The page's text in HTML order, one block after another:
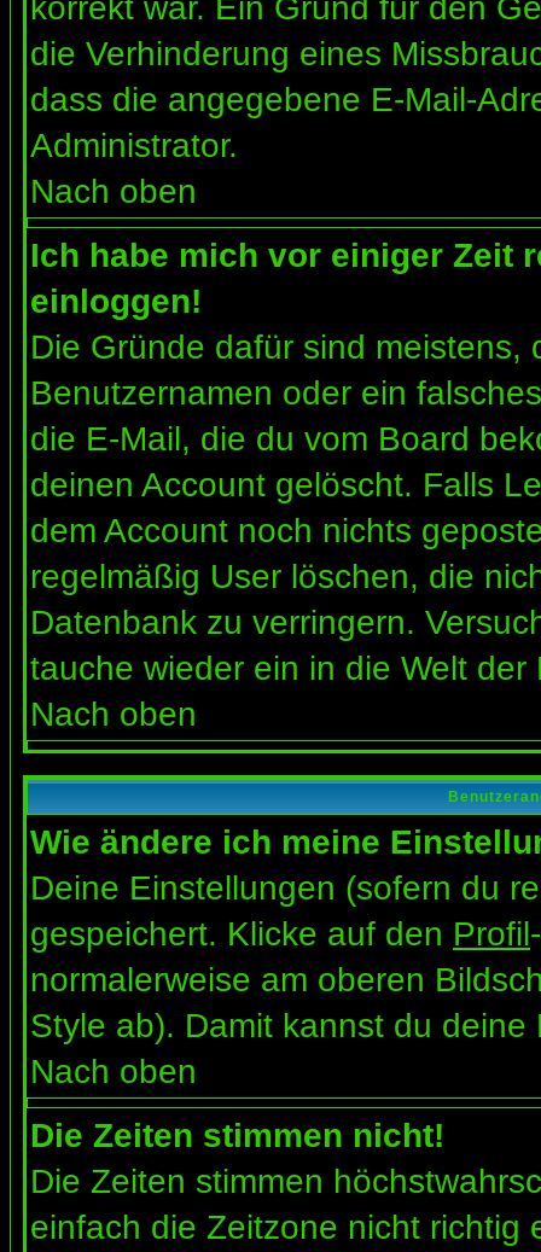
die Verhinderung eines
dass die angegebene E-Mail-
Administrator.
Nach oben
Ich habe mich vor einiger Zeit
einloggen!
Die Gründe dafür sind
Benutzernamen oder ein
die E-Mail, die du vom Board
deinen Account gelöscht. Falls
dem Account noch nichts
regelmäßig User löschen, die
Datenbank zu verringern.
tauche wieder ein in die Welt der
Nach oben
Wie ändere ich meine
Deine Einstellungen (sofern du
gespeichert. Klicke auf den Profil
normalerweise am oberen
Style ab). Damit kannst du
Nach oben
Die Zeiten stimmen nicht!
Die Zeiten stimmen
einfach die Zeitzone nicht richtig